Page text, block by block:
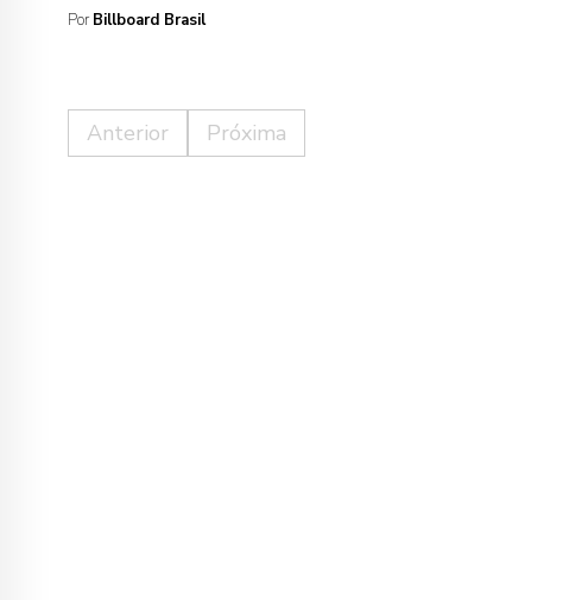
Por Billboard Brasil
Anterior Próxima